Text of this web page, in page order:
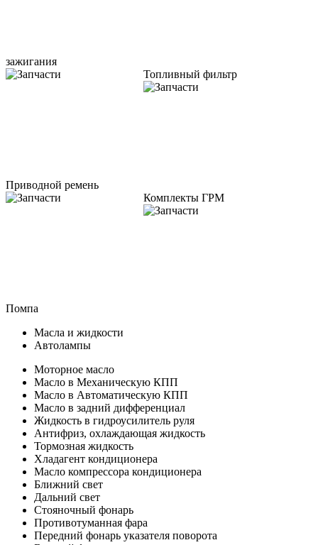
зажигания
Топливный фильтр
Приводной ремень
Комплекты ГРМ
Помпа
Масла и жидкости
Автолампы
Моторное масло
Масло в Механическую КПП
Масло в Автоматическую КПП
Масло в задний дифференциал
Жидкость в гидроусилитель руля
Антифриз, охлаждающая жидкость
Тормозная жидкость
Хладагент кондиционера
Масло компрессора кондиционера
Ближний свет
Дальний свет
Стояночный фонарь
Противотуманная фара
Передний фонарь указателя поворота